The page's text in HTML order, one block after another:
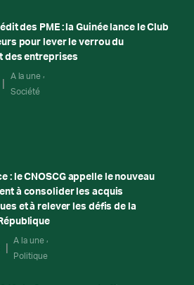
des PME : la Guinée lance le Club
pour lever le verrou du
des entreprises
A la une
Société
: le CNOSCG appelle le nouveau
à consolider les acquis
et à relever les défis de la
A la une
Politique